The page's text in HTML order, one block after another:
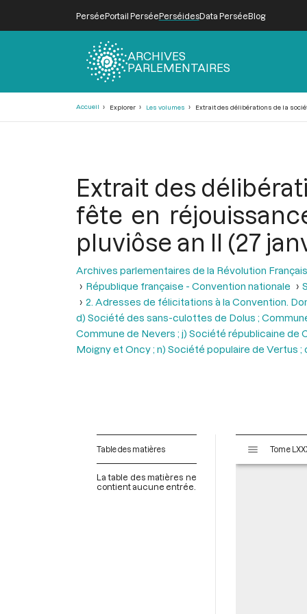
PerséePortail PerséePerséidesData PerséeBlog
ARCHIVES
PARLEMENTAIRES
Accueil Explorer Les volumes Extrait des délibérations de la
Extrait des
fête en
pluviôse an II (27
Archives parlementaires de la Révolution
République française - Convention nationale
2. Adresses de félicitations à la Convention.
d) Société des sans-culottes de Dolus ;
Commune de Nevers ; j) Société républicaine de
Moigny et Oncy ; n) Société populaire de Vertus
Table des matières
La table des matières ne
contient aucune entrée.
s